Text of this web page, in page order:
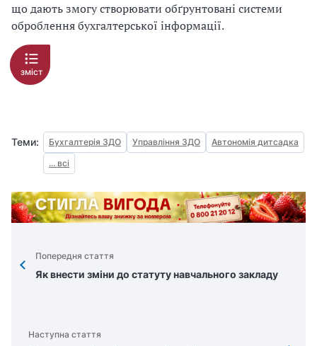
що дають змогу створювати обґрунтовані системи
оброблення бухгалтерської інформації.
зміст
Теми: Бухгалтерія ЗДО Управління ЗДО
Автономія дитсадка
... всі
Попередня стаття
Як внести змiни до статуту навчального закладу
Наступна стаття